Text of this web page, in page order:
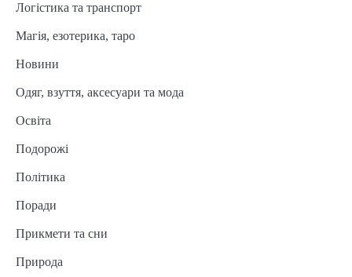
Логістика та транспорт
Магія, езотерика, таро
Новини
Одяг, взуття, аксесуари та мода
Освіта
Подорожі
Політика
Поради
Прикмети та сни
Природа